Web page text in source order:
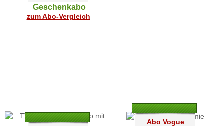
Geschenkabo
zum Abo-Vergleich
Abo Vogue